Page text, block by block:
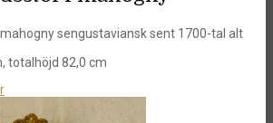
sengustaviansk sent 1700-tal alt
totalhöjd 82,0 cm